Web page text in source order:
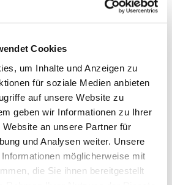
Cookies
um Inhalte und Anzeigen zu
für soziale Medien anbieten
auf unsere Website zu
geben wir Informationen zu Ihrer
an unsere Partner für
und Analysen weiter. Unsere
möglicherweise mit
die Sie ihnen bereitgestellt
sie schulen in
wie auch im Erkennen von
im Rahmen von Veranstaltungen
historische Ereignisse. Sie tragen
aktiv bei.
Rückendeckung durch
alle, die sich in Bibliotheken und
für Demokratie und gegen
engagieren.
Intervention bei antidemokratischen